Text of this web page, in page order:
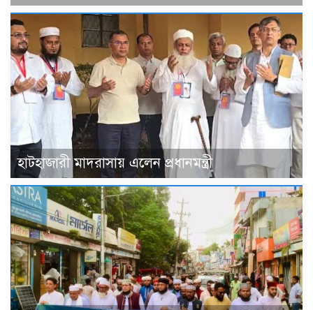
হাটহাজারী মাদরাসায় এলেন প্রধানমন্ত্রী